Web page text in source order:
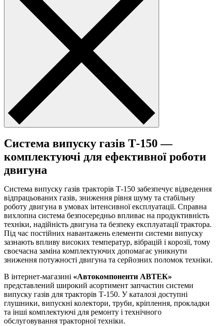
Система випуску газів Т-150 —
комплектуючі для ефективної роботи
двигуна
Система випуску газів тракторів Т-150 забезпечує відведення
відпрацьованих газів, зниження рівня шуму та стабільну
роботу двигуна в умовах інтенсивної експлуатації. Справна
вихлопна система безпосередньо впливає на продуктивність
техніки, надійність двигуна та безпеку експлуатації трактора.
Під час постійних навантажень елементи системи випуску
зазнають впливу високих температур, вібрацій і корозії, тому
своєчасна заміна комплектуючих допомагає уникнути
зниження потужності двигуна та серйозних поломок техніки.
В інтернет-магазині «Автокомпоненти АВТЕК»
представлений широкий асортимент запчастин системи
випуску газів для тракторів Т-150. У каталозі доступні
глушники, випускні колектори, труби, кріплення, прокладки
та інші комплектуючі для ремонту і технічного
обслуговування тракторної техніки.